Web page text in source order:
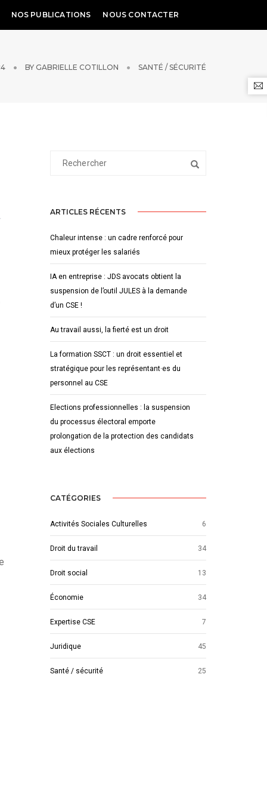
NOS PUBLICATIONS NOUS CONTACTER
BY GABRIELLE COTILLON SANTÉ / SÉCURITÉ
ARTICLES RÉCENTS
Chaleur intense : un cadre renforcé pour
mieux protéger les salariés
IA en entreprise : JDS avocats obtient la
suspension de l’outil JULES à la demande
d’un CSE !
Au travail aussi, la fierté est un droit
La formation SSCT : un droit essentiel et
stratégique pour les représentant·es du
personnel au CSE
Elections professionnelles : la suspension
du processus électoral emporte
prolongation de la protection des candidats
aux élections
CATÉGORIES
Activités Sociales Culturelles 6
Droit du travail 34
Droit social 13
Économie 34
Expertise CSE 7
Juridique 45
Santé / sécurité 25